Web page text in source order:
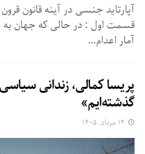
آپارتاید جنسی در آینه قانون
قسمت اول : در حالی که جهان به
آمار اعدام...
پریسا کمالی، زندانی
گذشته‌ایم»